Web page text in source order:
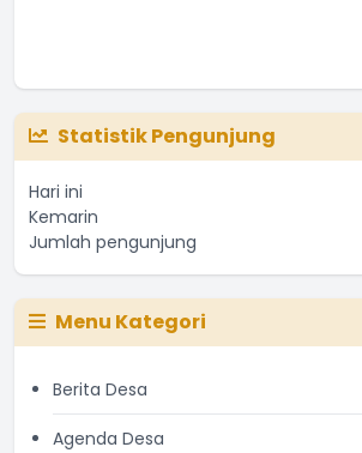
Statistik Pengunjung
Hari ini
Kemarin
Jumlah pengunjung
Menu Kategori
Berita Desa
Agenda Desa